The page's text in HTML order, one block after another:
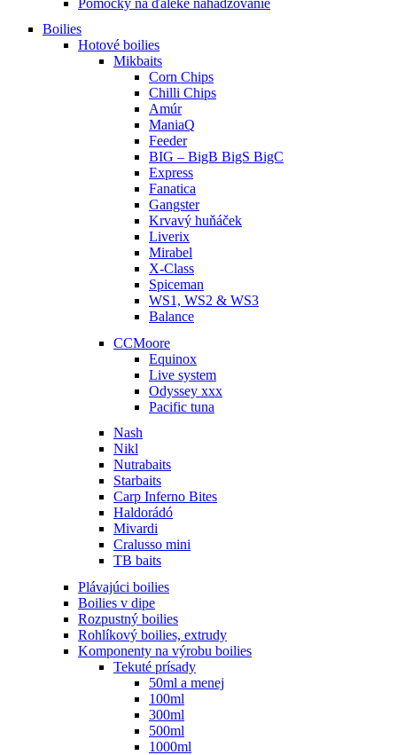
Boilies
Hotové boilies
Mikbaits
Corn Chips
Chilli Chips
Amúr
ManiaQ
Feeder
BIG – BigB BigS BigC
Express
Fanatica
Gangster
Krvavý huňáček
Liverix
Mirabel
X-Class
Spiceman
WS1, WS2 & WS3
Balance
CCMoore
Equinox
Live system
Odyssey xxx
Pacific tuna
Nash
Nikl
Nutrabaits
Starbaits
Carp Inferno Bites
Haldorádó
Mivardi
Cralusso mini
TB baits
Plávajúci boilies
Boilies v dipe
Rozpustný boilies
Rohlíkový boilies, extrudy
Komponenty na výrobu boilies
Tekuté prísady
50ml a menej
100ml
300ml
500ml
1000ml